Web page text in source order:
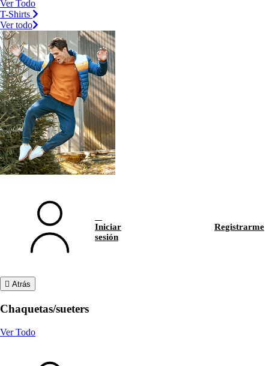
Ver Todo
T-Shirts
Ver todo
Iniciar
sesión
Registrarme
Atrás
Chaquetas/sueters
Ver Todo